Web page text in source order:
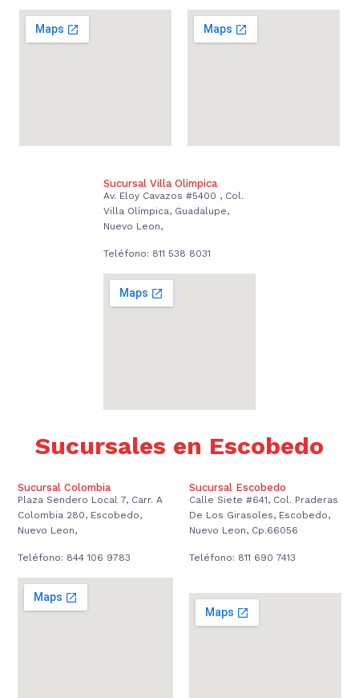
Sucursal Villa Olimpica
Av. Eloy Cavazos #5400 , Col.
Villa Olímpica, Guadalupe,
Nuevo Leon,
Teléfono: 811 538 8031
Sucursales en Escobedo
Sucursal Colombia
Plaza Sendero Local 7, Carr. A
Colombia 280, Escobedo,
Nuevo Leon,
Teléfono: 844 106 9783
Sucursal Escobedo
Calle Siete #641, Col. Praderas
De Los Girasoles, Escobedo,
Nuevo Leon, Cp.66056
Teléfono: 811 690 7413